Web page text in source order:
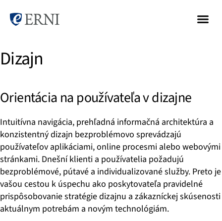
Dizajn
Orientácia na používateľa v dizajne
Intuitívna navigácia, prehľadná informačná architektúra a
konzistentný dizajn bezproblémovo sprevádzajú
používateľov aplikáciami, online procesmi alebo webovými
stránkami. Dnešní klienti a používatelia požadujú
bezproblémové, pútavé a individualizované služby. Preto je
vašou cestou k úspechu ako poskytovateľa pravidelné
prispôsobovanie stratégie dizajnu a zákazníckej skúsenosti
aktuálnym potrebám a novým technológiám.